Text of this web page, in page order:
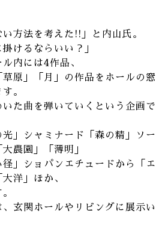
方法を考えた!!」と内山氏。
けるならいい？」
内には4作品、
草原」「月」の作品をホールの窓
。
た曲を弾いていくという企画で
光」シャミナード「森の精」ソー
農園」「薄明」
」ショパンエチュードから「エ
洋」ほか、
玄関ホールやリビングに展示い